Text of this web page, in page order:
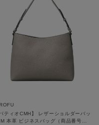
パティオCMH】 レザーショルダーバッ
本革 ビジネスバッグ（商品番号：